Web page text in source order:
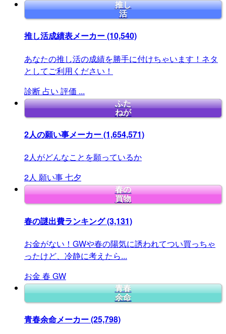
推し
活
推し活成績表メーカー(10,540)
あなたの推し活の成績を勝手に付けちゃいます！ネタ
としてご利用ください！
診断 占い 評価 ...
ふた
ねが
2人の願い事メーカー(1,654,571)
2人がどんなことを願っているか
2人 願い事七夕
春の
買物
春の謎出費ランキング(3,131)
お金がない！GWや春の陽気に誘われてつい買っちゃ
ったけど、冷静に考えたら...
お金 春 GW
青春
余命
青春余命メーカー(25,798)